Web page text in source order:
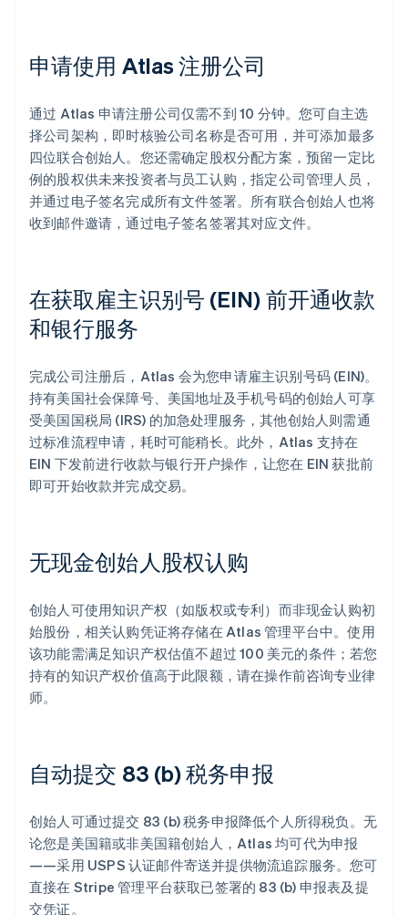
申请使用 Atlas 注册公司
通过 Atlas 申请注册公司仅需不到 10 分钟。您可自主选
择公司架构，即时核验公司名称是否可用，并可添加最多
四位联合创始人。您还需确定股权分配方案，预留一定比
例的股权供未来投资者与员工认购，指定公司管理人员，
并通过电子签名完成所有文件签署。所有联合创始人也将
收到邮件邀请，通过电子签名签署其对应文件。
在获取雇主识别号 (EIN) 前开通收款
和银行服务
完成公司注册后，Atlas 会为您申请雇主识别号码 (EIN)。
持有美国社会保障号、美国地址及手机号码的创始人可享
受美国国税局 (IRS) 的加急处理服务，其他创始人则需通
过标准流程申请，耗时可能稍长。此外，Atlas 支持在
EIN 下发前进行收款与银行开户操作，让您在 EIN 获批前
即可开始收款并完成交易。
无现金创始人股权认购
创始人可使用知识产权（如版权或专利）而非现金认购初
始股份，相关认购凭证将存储在 Atlas 管理平台中。使用
该功能需满足知识产权估值不超过 100 美元的条件；若您
持有的知识产权价值高于此限额，请在操作前咨询专业律
师。
自动提交 83 (b) 税务申报
创始人可通过提交 83 (b) 税务申报降低个人所得税负。无
论您是美国籍或非美国籍创始人，Atlas 均可代为申报
——采用 USPS 认证邮件寄送并提供物流追踪服务。您可
直接在 Stripe 管理平台获取已签署的 83 (b) 申报表及提
交凭证。